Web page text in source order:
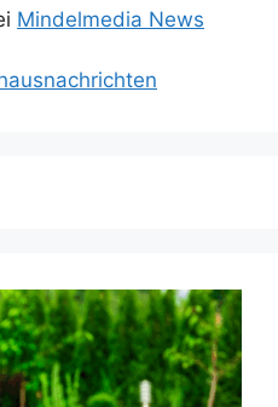
Mindelmedia News